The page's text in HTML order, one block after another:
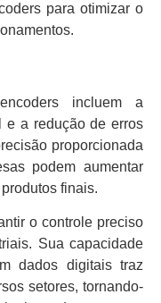
para otimizar o
incluem a
e a redução de erros
proporcionada
podem aumentar
finais.
o controle preciso
Sua capacidade
dados digitais traz
setores, tornando-